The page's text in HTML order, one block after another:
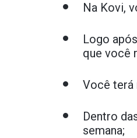
Na Kovi,
Logo
que você
Você terá
Dentro
semana;